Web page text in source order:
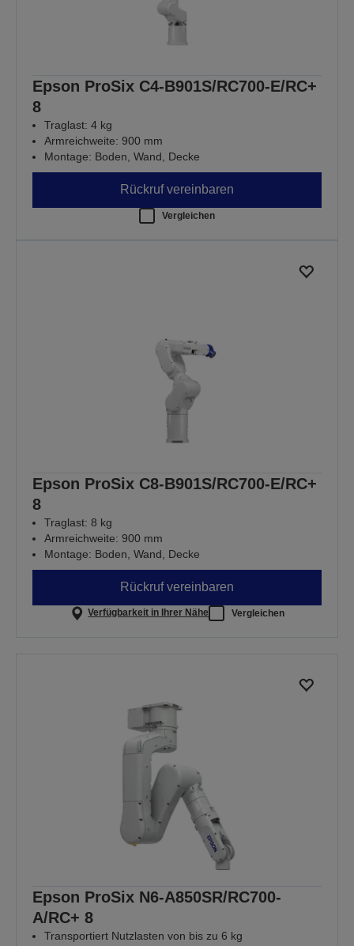
Epson ProSix C4-B901S/RC700-E/RC+
8
Traglast: 4 kg
Armreichweite: 900 mm
Montage: Boden, Wand, Decke
Rückruf vereinbaren
Vergleichen
Epson ProSix C8-B901S/RC700-E/RC+
8
Traglast: 8 kg
Armreichweite: 900 mm
Montage: Boden, Wand, Decke
Rückruf vereinbaren
Verfügbarkeit in Ihrer Nähe Vergleichen
Epson ProSix N6-A850SR/RC700-
A/RC+ 8
Transportiert Nutzlasten von bis zu 6 kg